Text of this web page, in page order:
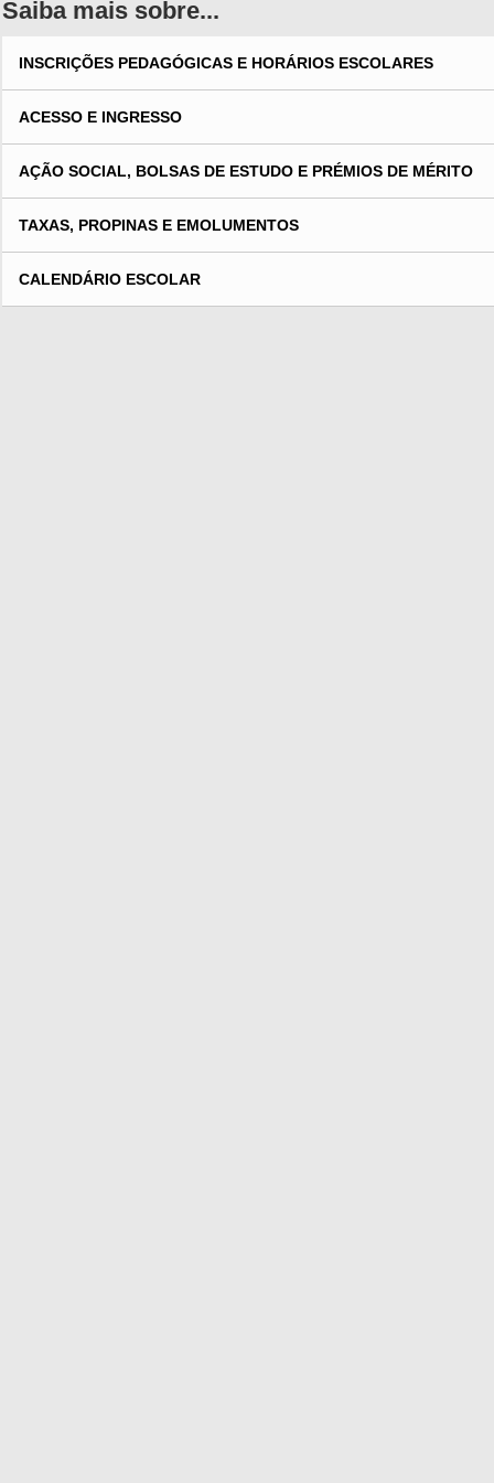
Saiba mais sobre...
MOSTRAR
INSCRIÇÕES PEDAGÓGICAS E HORÁRIOS ESCOLARES
MOSTRAR
ACESSO E INGRESSO
MOSTRAR
AÇÃO SOCIAL, BOLSAS DE ESTUDO E PRÉMIOS DE MÉRITO
MOSTRAR
TAXAS, PROPINAS E EMOLUMENTOS
MOSTRAR
CALENDÁRIO ESCOLAR